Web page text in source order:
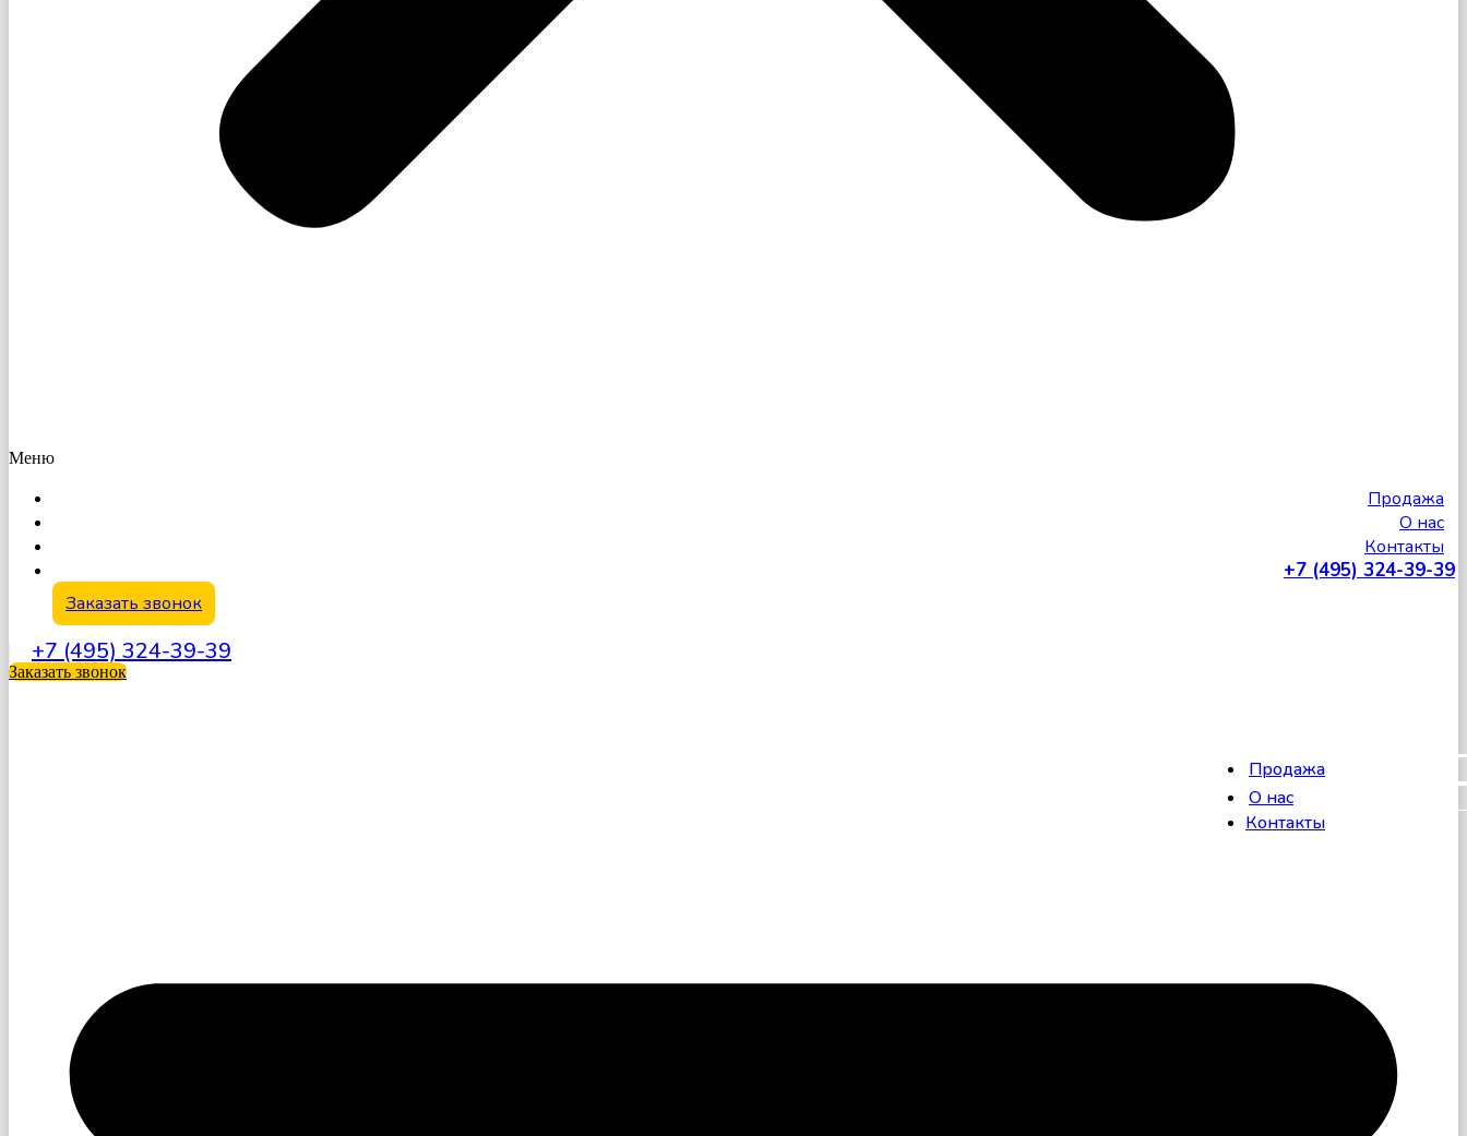
Меню
Продажа
О нас
Контакты
+7 (495) 324-39-39
Заказать звонок
+7 (495) 324-39-39
Заказать звонок
Продажа
О нас
Контакты